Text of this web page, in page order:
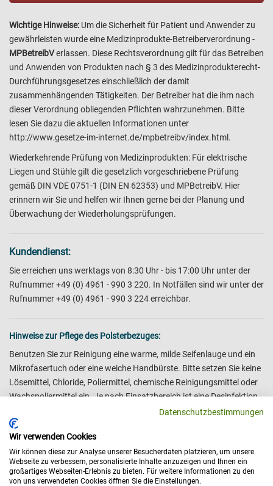
Wichtige Hinweise: Um die Sicherheit für Patient und Anwender zu
gewährleisten wurde eine Medizinprodukte-Betreiberverordnung -
MPBetreibVerlassen. Diese Rechtsverordnung gilt für das Betreiben
und Anwenden von Produkten nach § 3 des Medizinprodukterecht-
Durchführungsgesetzes einschließlich der damit
zusammenhängenden Tätigkeiten. Der Betreiber hat die ihm nach
dieser Verordnung obliegenden Pflichten wahrzunehmen. Bitte
lesen Sie dazu die aktuellen Informationen unter
http://www.gesetze-im-internet.de/mpbetreibv/index.html.
Wiederkehrende Prüfung von Medizinprodukten: Für elektrische
Liegen und Stühle gilt die gesetzlich vorgeschriebene Prüfung
gemäß DIN VDE 0751-1 (DIN EN 62353) und MPBetreibV. Hier
erinnern wir Sie und helfen wir Ihnen gerne bei der Planung und
Überwachung der Wiederholungsprüfungen.
Kundendienst:
Sie erreichen uns werktags von 8:30 Uhr - bis 17:00 Uhr unter der
Rufnummer +49 (0) 4961 - 990 3 220. In Notfällen sind wir unter der
Rufnummer +49 (0) 4961 - 990 3 224 erreichbar.
Hinweise zur Pflege des Polsterbezuges:
Benutzen Sie zur Reinigung eine warme, milde Seifenlauge und ein
Mikrofasertuch oder eine weiche Handbürste. Bitte setzen Sie keine
Lösemittel, Chloride, Poliermittel, chemische Reinigungsmittel oder
Wachspoliermittel ein. Je nach Einsatzbereich ist eine Desinfektion
des Polsterbezuges notwendig. Verwenden Sie auch hierfür keine
lösungsmittelhaltigen Erzeugnisse. Der unverhältnismäßige Einsatz
von Desinfektionsmitteln beeinflusst die Lebensdauer des
Polsterbezugsmaterials.
Besonders geeignete Mittel für Kunstleder-Polsterbezüge:
Datenschutzbestimmungen
Wir verwenden Cookies
Wir können diese zur Analyse unserer Besucherdaten platzieren, um unsere
Webseite zu verbessern, personalisierte Inhalte anzuzeigen und Ihnen ein
großartiges Webseiten-Erlebnis zu bieten. Für weitere Informationen zu den
von uns verwendeten Cookies öffnen Sie die Einstellungen.